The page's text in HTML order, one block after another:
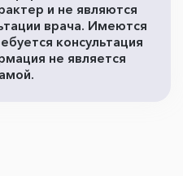
и не являются
врача. Имеются
консультация
не является